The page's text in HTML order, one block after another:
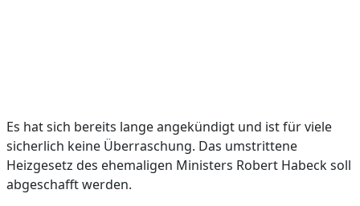
Es hat sich bereits lange angekündigt und ist für viele
sicherlich keine Überraschung. Das umstrittene
Heizgesetz des ehemaligen Ministers Robert Habeck soll
abgeschafft werden.